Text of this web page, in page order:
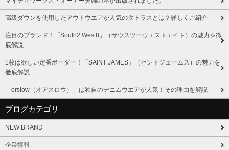
高級ダウンを使用したアウトウエアが人気のタトラスとは？詳しくご紹介
注目のブランド！「South2 West8」（サウスツーウエストエイト）の魅力を徹
底解説
1枚は欲しい定番ボーダー！「SAINT JAMES」（セントジェームス）の魅力を
徹底解説
「orslow（オアスロウ）」は独自のデニムウエアが人気！その理由を解説
ブログカテゴリ
NEW BRAND
企業情報